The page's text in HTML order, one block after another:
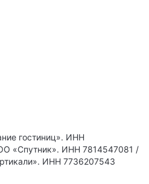
гостиниц». ИНН
«Спутник». ИНН 7814547081 /
ИНН 7736207543